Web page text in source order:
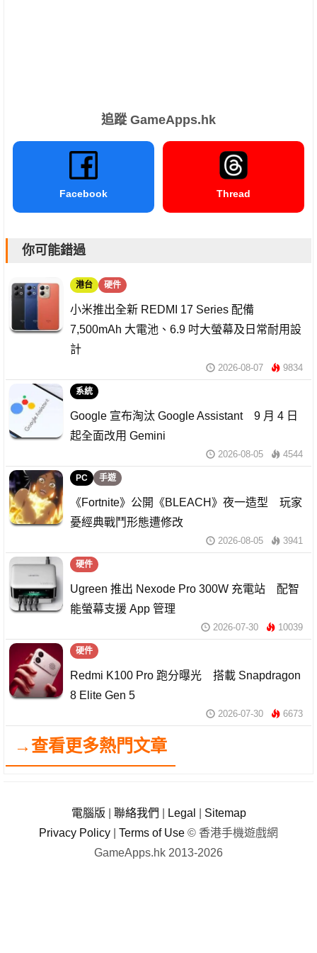
追蹤 GameApps.hk
Facebook Thread
你可能錯過
港台 硬件
小米推出全新 REDMI 17 Series 配備
7,500mAh 大電池、6.9 吋大螢幕及日常耐用設
計
2026-08-07 9834
系統
Google 宣布淘汰 Google Assistant 9 月 4 日
起全面改用 Gemini
2026-08-05 4544
PC 手遊
《Fortnite》公開《BLEACH》夜一造型 玩家
憂經典戰鬥形態遭修改
2026-08-05 3941
硬件
Ugreen 推出 Nexode Pro 300W 充電站 配智
能螢幕支援 App 管理
2026-07-30 10039
硬件
Redmi K100 Pro 跑分曝光 搭載 Snapdragon
8 Elite Gen 5
2026-07-30 6673
→查看更多熱門文章
電腦版 聯絡我們 Legal
Sitemap
Privacy Policy
Terms of Use © 香港手機遊戲網
GameApps.hk 2013-2026